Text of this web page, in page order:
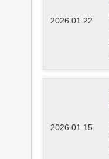
2026.01.22
2026.01.15